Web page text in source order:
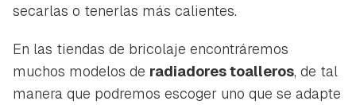
secarlas o tenerlas más calientes.
En las tiendas de bricolaje encontráremos
muchos modelos de radiadores toalleros, de tal
manera que podremos escoger uno que se adapte